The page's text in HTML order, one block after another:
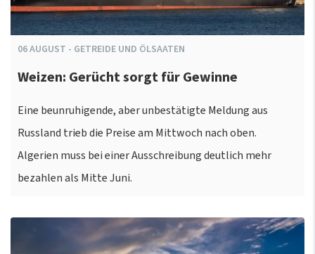
06AUGUST - GETREIDE UND ÖLSAATEN
Weizen: Gerücht sorgt für Gewinne
Eine beunruhigende, aber unbestätigte Meldung aus
Russland trieb die Preise am Mittwoch nach oben.
Algerien muss bei einer Ausschreibung deutlich mehr
bezahlen als Mitte Juni.